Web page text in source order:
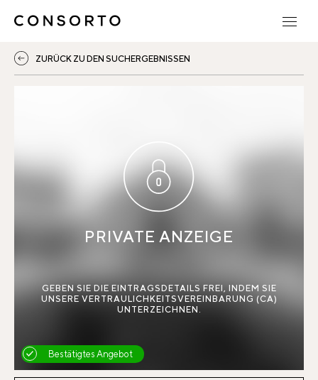
ZURÜCK ZU DEN SUCHERGEBNISSEN
Bestätigtes Angebot
PRIVATE ANZEIGE
GEBEN SIE DIE EINTRAGSDETAILS FREI, INDEM SIE
UNSERE VERTRAULICHKEITSVEREINBARUNG (CA)
UNTERZEICHNEN.